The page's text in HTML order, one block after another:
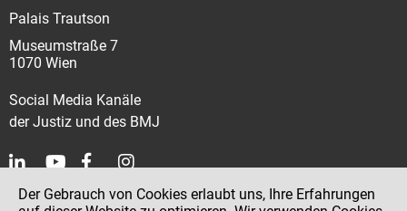
Palais Trautson
Museumstraße 7
1070 Wien
Social Media Kanäle
der Justiz und des BMJ
Kontakt
Der Gebrauch von Cookies erlaubt uns, Ihre Erfahrungen